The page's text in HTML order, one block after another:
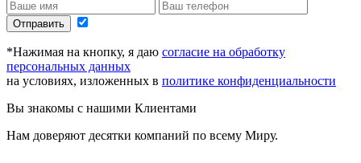
Отправить
*Нажимая на кнопку, я даю согласие на обработку
персональных данных
на условиях, изложенных в политике конфиденциальности
Вы знакомы с нашими Клиентами
Нам доверяют десятки компаний по всему Миру.